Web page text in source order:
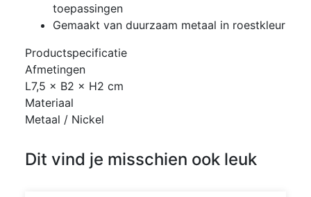
toepassingen
Gemaakt van duurzaam metaal in roestkleur
Productspecificatie
Afmetingen
L7,5 × B2 × H2 cm
Materiaal
Metaal / Nickel
Dit vind je misschien ook leuk